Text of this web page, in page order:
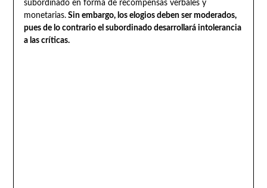
subordinado en forma de recompensas verbales y
monetarias.Sin embargo, los elogios deben ser moderados,
pues de lo contrario el subordinado desarrollará intolerancia
a las críticas.